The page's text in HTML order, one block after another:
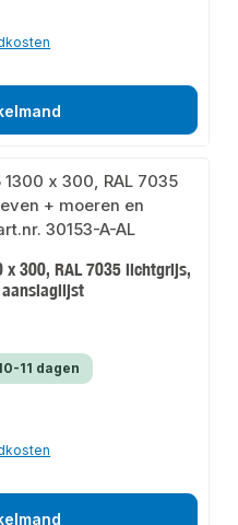
x 300, RAL 7035 lichtgrijs,
aanslaglijst
11 dagen